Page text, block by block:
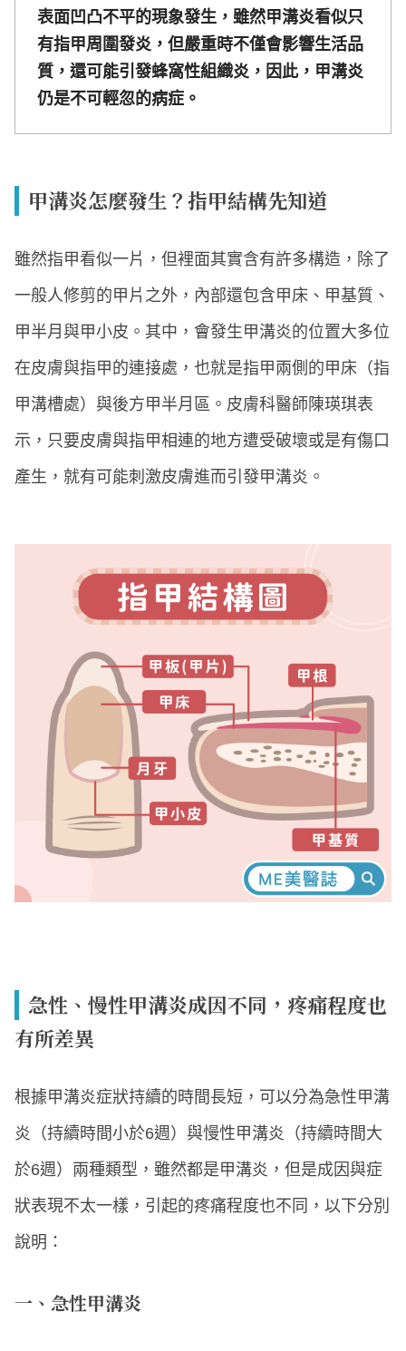
表面凹凸不平的現象發生，雖然甲溝炎看似只
有指甲周圍發炎，但嚴重時不僅會影響生活品
質，還可能引發蜂窩性組織炎，因此，甲溝炎
仍是不可輕忽的病症。
甲溝炎怎麼發生？指甲結構先知道
雖然指甲看似一片，但裡面其實含有許多構造，除了
一般人修剪的甲片之外，內部還包含甲床、甲基質、
甲半月與甲小皮。其中，會發生甲溝炎的位置大多位
在皮膚與指甲的連接處，也就是指甲兩側的甲床（指
甲溝槽處）與後方甲半月區。皮膚科醫師陳瑛琪表
示，只要皮膚與指甲相連的地方遭受破壞或是有傷口
產生，就有可能刺激皮膚進而引發甲溝炎。
急性、慢性甲溝炎成因不同，疼痛程度也
有所差異
根據甲溝炎症狀持續的時間長短，可以分為急性甲溝
炎（持續時間小於6週）與慢性甲溝炎（持續時間大
於6週）兩種類型，雖然都是甲溝炎，但是成因與症
狀表現不太一樣，引起的疼痛程度也不同，以下分別
說明：
一、急性甲溝炎